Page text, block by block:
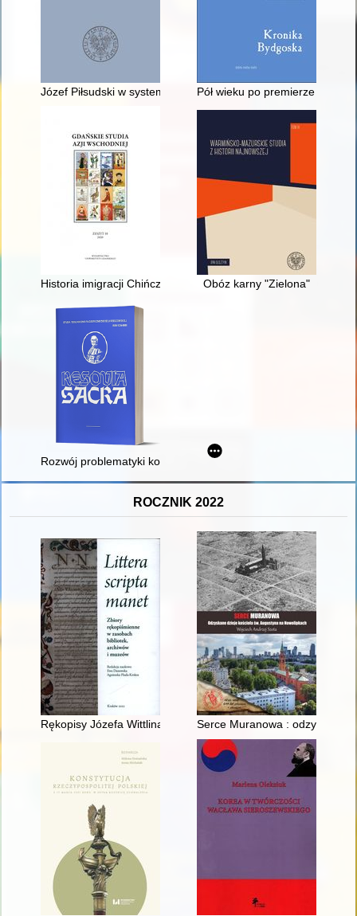
Józef Piłsudski w systemie polskiej demokracji 1922 r
Pół wieku po premierze :
Historia imigracji Chińczyków do Stanów Zjednoczonych :
Obóz karny "Zielona"
Rozwój problematyki konserwatorskiej architektury sakralnej :
ROCZNIK 2022
Rękopisy Józefa Wittlina : rekonesans badawczy, ostatni tekst
Serce Muranowa : odzyskane